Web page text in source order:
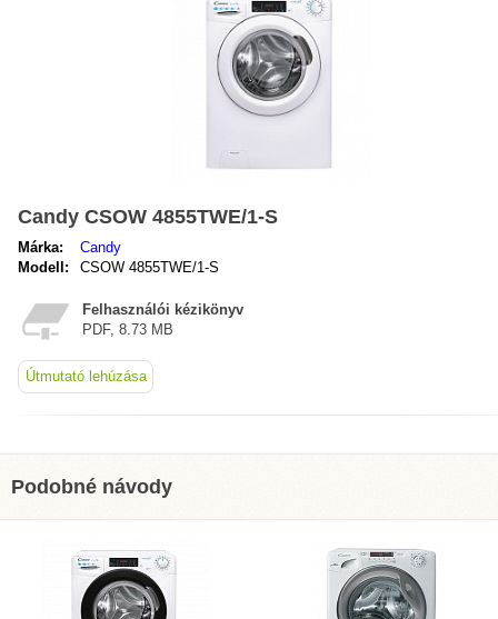
Candy CSOW 4855TWE/1-S
Márka:
Candy
Modell:
CSOW 4855TWE/1-S
Felhasználói kézikönyv
PDF, 8.73 MB
Útmutató lehúzása
Podobné návody